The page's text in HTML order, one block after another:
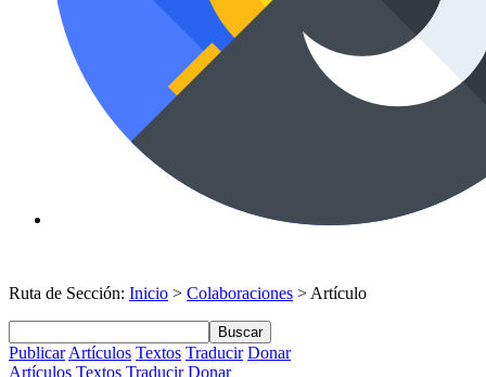
Ruta de Sección: Inicio > Colaboraciones > Artículo
Buscar
Publicar Artículos Textos Traducir Donar
Artículos Textos Traducir Donar